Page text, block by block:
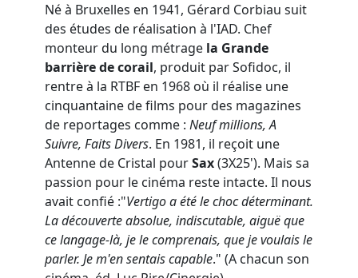
Né à Bruxelles en 1941, Gérard Corbiau suit
des études de réalisation à l'IAD. Chef
monteur du long métrage la Grande
barrière de corail, produit par Sofidoc, il
rentre à la RTBF en 1968 où il réalise une
cinquantaine de films pour des magazines
de reportages comme : Neuf millions, A
Suivre, Faits Divers. En 1981, il reçoit une
Antenne de Cristal pourSax(3X25'). Mais sa
passion pour le cinéma reste intacte. Il nous
avait confié :"Vertigo a été le choc déterminant.
La découverte absolue, indiscutable, aiguë que
ce langage-là, je le comprenais, que je voulais le
parler. Je m'en sentais capable." (A chacun son